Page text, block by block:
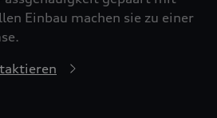
Einbau machen sie zu einer